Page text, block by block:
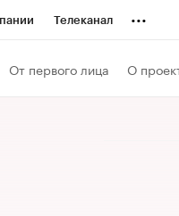
Телеканал ...
От первого лица О